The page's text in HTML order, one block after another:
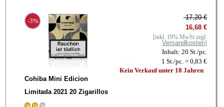
-3%
Cohiba Mini Edicion
Limitada 2021 20 Zigarillos
17,20 €
16,68 €
[inkl. 19% MwSt zzgl.
Versandkosten]
Inhalt: 20 St./pc.
1 St./pc. = 0,83 €
Kein Verkauf unter 18 Jahren